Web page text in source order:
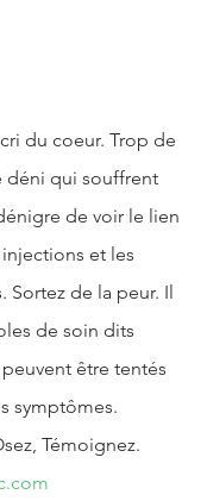
du coeur. Trop de
déni qui souffrent
de voir le lien
et les
Sortez de la peur. Il
de soin dits
être tentés
symptômes.
Témoignez.